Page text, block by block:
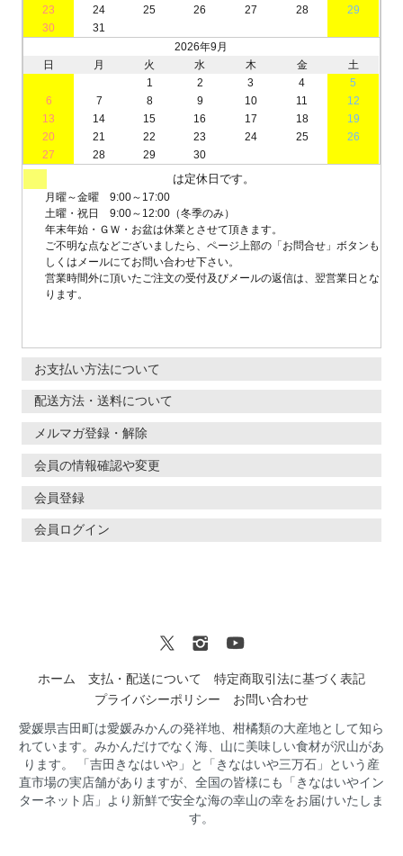
23
24 25 26 27 28
29
30
31
2026年9月
日
月 火 水 木 金
土
1
2 3 4
5
6
7 8 9 10 11
12
13
14 15 16 17 18
19
20
21 22 23 24 25
26
27
28 29 30
は定休日です。
月曜～金曜 9:00～17:00
土曜・祝日 9:00～12:00（冬季のみ）
年末年始・ＧＷ・お盆は休業とさせて頂きます。
ご不明な点などございましたら、ページ上部の「お問合せ」ボタンも
しくはメールにてお問い合わせ下さい。
営業時間外に頂いたご注文の受付及びメールの返信は、翌営業日とな
ります。
お支払い方法について
配送方法・送料について
メルマガ登録・解除
会員の情報確認や変更
会員登録
会員ログイン
ホーム 支払・配送について
特定商取引法に基づく表記
プライバシーポリシー
お問い合わせ
愛媛県吉田町は愛媛みかんの発祥地、柑橘類の大産地として知ら
れています。みかんだけでなく海、山に美味しい食材が沢山があ
ります。 「吉田きなはいや」と「きなはいや三万石」という産
直市場の実店舗がありますが、全国の皆様にも「きなはいやイン
ターネット店」より新鮮で安全な海の幸山の幸をお届けいたしま
す。